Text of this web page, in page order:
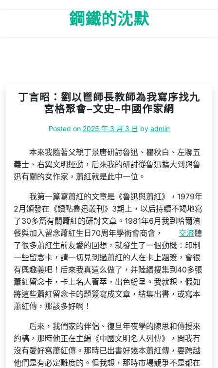
鋼鐵的沈默
丁言昭：劉以鬯師長教師為我寫序找九
宮格聚會–文史–中國作家網
Posted on 2025 年 3 月 3 日 by admin
本來我隨著父親丁景唐研討魯迅、瞿秋白、左聯五
義士、右翼文明運動，后來我的研討從魯迅擴大到與魯
迅有關的女作家，蕭紅就是此中一位。
我第一篇寫蕭紅的文章是《魯迅與蕭紅》，1979年
2月頒發在《讀點魯迅叢刊》3期上，以后持續不竭地寫
了30多篇有關蕭紅的研討文章。1981年6月我到哈爾濱
餐與加入留念蕭紅生日70周年學術會商會，
交流聽
了很多蕭紅生前友愛的回想，就發生了一個動機：印制
一些留念卡，請一切見到過蕭紅的人在卡上題簽，會很
有興趣義吧！后來我真這么做了，并陸續搜集到40多張
蕭紅留念卡，卡上名人薈萃，出色紛呈。我就想，假如
將這些蕭紅留念卡的題簽寫成文章，結集出書，或寫本
蕭紅傳，那該多好啊！
后來，我們家的伴侶、復旦年夜學的陳思和傳授來
約稿，那時他正在主編《中國文明名人列傳》，問我有
沒有愛好寫蕭紅傳。那時已出書好幾本蕭紅傳，要跨越
他們是有必定難度的。但我想，那時市場競爭不是都在